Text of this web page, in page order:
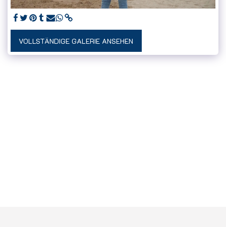
VOLLSTÄNDIGE GALERIE ANSEHEN